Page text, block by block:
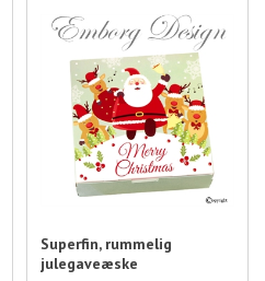
Superfin, rummelig
julegaveæske